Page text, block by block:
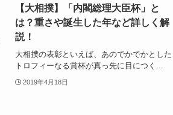
【大相撲】「内閣総理大臣杯」と
は？重さや誕生した年など詳しく解
説！
大相撲の表彰といえば、あのでかでかとした
トロフィーなる賞杯が真っ先に目につく...
2019年4月18日